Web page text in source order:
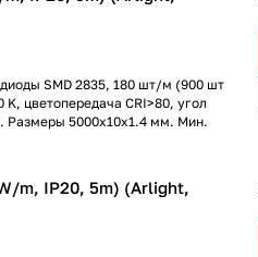
SMD 2835, 180 шт/м (900 шт
цветопередача CRI>80, угол
Размеры 5000x10x1.4 мм. Мин.
m, IP20, 5m) (Arlight,